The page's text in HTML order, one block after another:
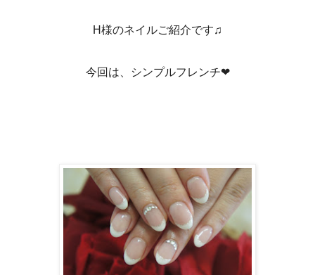
H様のネイルご紹介です♫
今回は、シンプルフレンチ❤